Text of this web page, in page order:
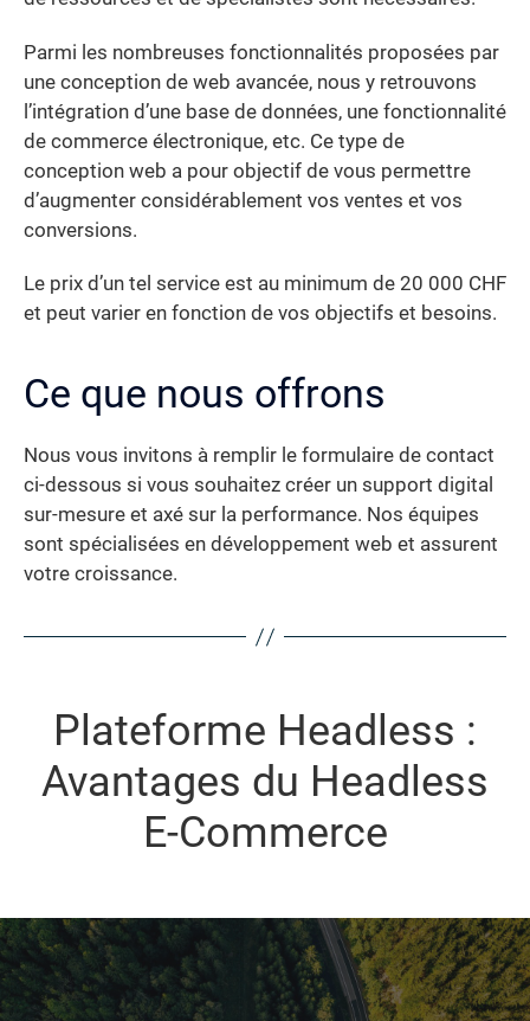
Parmi les nombreuses fonctionnalités proposées par
une conception de web avancée, nous y retrouvons
l’intégration d’une base de données, une fonctionnalité
de commerce électronique, etc. Ce type de
conception web a pour objectif de vous permettre
d’augmenter considérablement vos ventes et vos
conversions.
Le prix d’un tel service est au minimum de 20 000 CHF
et peut varier en fonction de vos objectifs et besoins.
Ce que nous offrons
Nous vous invitons à remplir le formulaire de contact
ci-dessous si vous souhaitez créer un support digital
sur-mesure et axé sur la performance. Nos équipes
sont spécialisées en développement web et assurent
votre croissance.
Plateforme Headless :
Avantages du Headless
E-Commerce